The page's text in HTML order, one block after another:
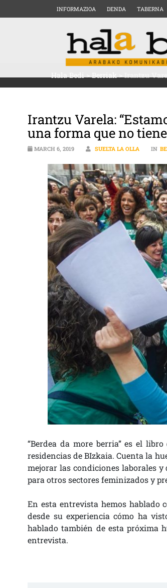
INFORMAZIOA DENDA TABERNA
Hala Bedi>Berriak>Irantzu
Irantzu Varela:
una forma que no
MARCH 6, 2019 SUELTA LA OLLA IN
“Berdea da more berria” es el
residencias de BIzkaia. Cuenta la
mejorar las condiciones laborales y
para otros sectores feminizados y
En esta entrevista hemos hablado
desde su experiencia cómo ha
hablado también de esta próxima
entrevista.